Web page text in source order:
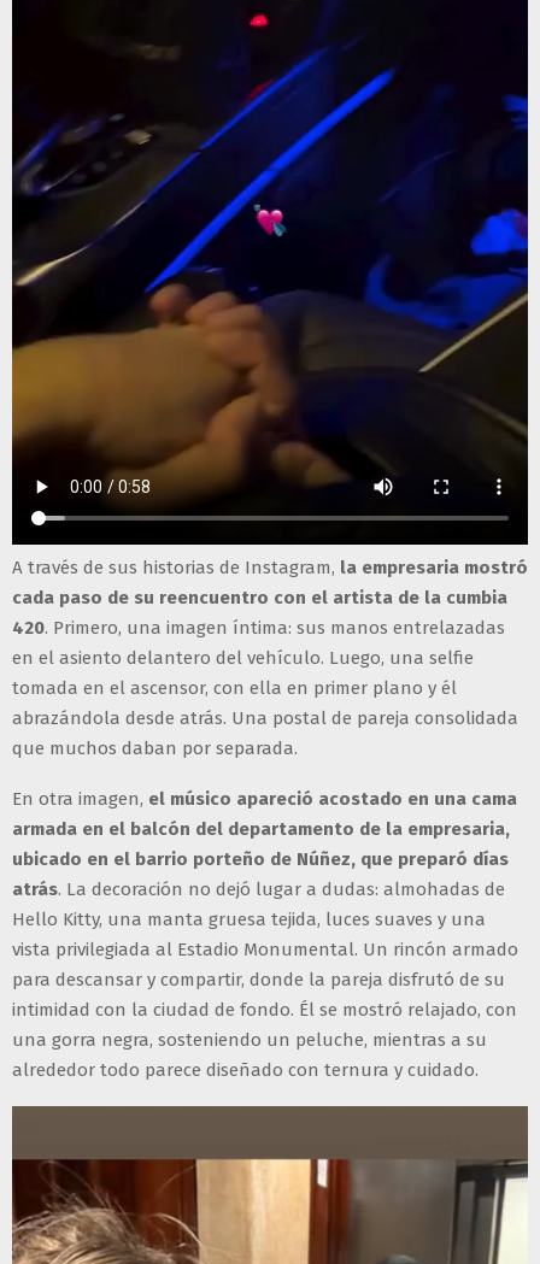
A través de sus historias de Instagram, la empresaria mostró
cada paso de su reencuentro con el artista de la cumbia
420. Primero, una imagen íntima: sus manos entrelazadas
en el asiento delantero del vehículo. Luego, una selfie
tomada en el ascensor, con ella en primer plano y él
abrazándola desde atrás. Una postal de pareja consolidada
que muchos daban por separada.
En otra imagen, el músico apareció acostado en una cama
armada en el balcón del departamento de la empresaria,
ubicado en el barrio porteño de Núñez, que preparó días
atrás. La decoración no dejó lugar a dudas: almohadas de
Hello Kitty, una manta gruesa tejida, luces suaves y una
vista privilegiada al Estadio Monumental. Un rincón armado
para descansar y compartir, donde la pareja disfrutó de su
intimidad con la ciudad de fondo. Él se mostró relajado, con
una gorra negra, sosteniendo un peluche, mientras a su
alrededor todo parece diseñado con ternura y cuidado.